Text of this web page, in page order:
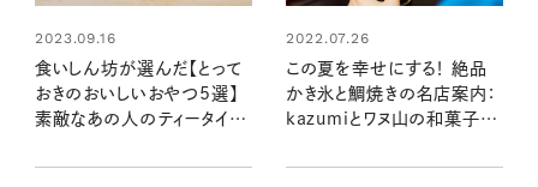
2023.09.16
食いしん坊が選んだ【とって
おきのおいしいおやつ5選】
素敵なあの人のティータイム
2022.07.26
この夏を幸せにする！ 絶品
かき氷と鯛焼きの名店案内：
kazumiとワヌ山の和菓子の